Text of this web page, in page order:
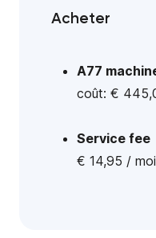
Acheter
A77
coût: €
Service fee
€ 14,95 /